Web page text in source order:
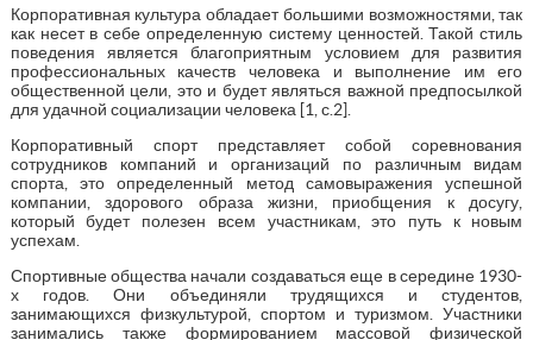
Корпоративная культура обладает большими возможностями, так
как несет в себе определенную систему ценностей. Такой стиль
поведения является благоприятным условием для развития
профессиональных качеств человека и выполнение им его
общественной цели, это и будет являться важной предпосылкой
для удачной социализации человека [1, с.2].
Корпоративный спорт представляет собой соревнования
сотрудников компаний и организаций по различным видам
спорта, это определенный метод самовыражения успешной
компании, здорового образа жизни, приобщения к досугу,
который будет полезен всем участникам, это путь к новым
успехам.
Спортивные общества начали создаваться еще в середине 1930-
х годов. Они объединяли трудящихся и студентов,
занимающихся физкультурой, спортом и туризмом. Участники
занимались также формированием массовой физической